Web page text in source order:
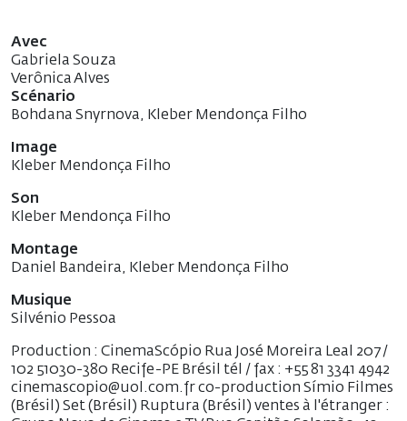
Avec
Gabriela Souza
Verônica Alves
Scénario
Bohdana Snyrnova, Kleber Mendonça Filho
Image
Kleber Mendonça Filho
Son
Kleber Mendonça Filho
Montage
Daniel Bandeira, Kleber Mendonça Filho
Musique
Silvénio Pessoa
Production : CinemaScópio Rua José Moreira Leal 207 /
102 51030-380 Recife-PE Brésil tél / fax : +55 81 3341 4942
cinemascopio@uol.com.fr co-production Símio Filmes
(Brésil) Set (Brésil) Ruptura (Brésil) ventes à l'étranger :